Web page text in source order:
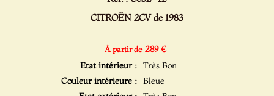
CITROËN 2CV de 1983
À partir de 289 €
Etat intérieur : Très Bon
Couleur intérieure : Bleue